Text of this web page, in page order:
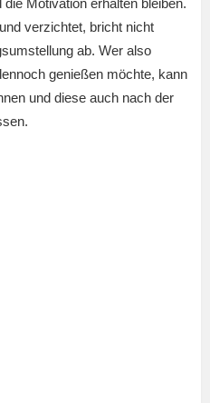
Motivation erhalten bleiben.
verzichtet, bricht nicht
ab. Wer also
genießen möchte, kann
und diese auch nach der